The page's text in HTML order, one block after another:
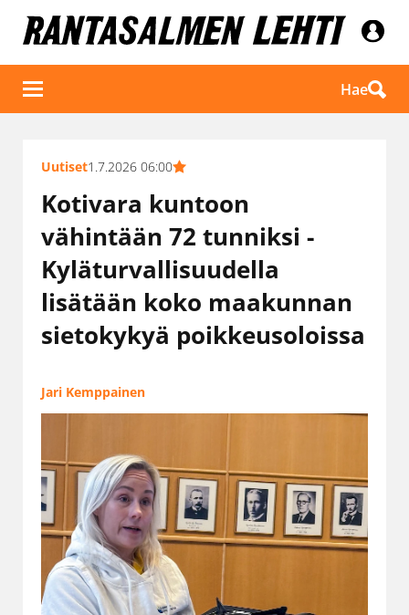
Hae
Uutiset1.7.2026 06:00
Kotivara kuntoon
vähintään 72 tunniksi -
Kyläturvallisuudella
lisätään koko maakunnan
sietokykyä poikkeusoloissa
Jari Kemppainen